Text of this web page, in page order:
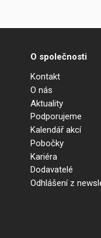
O společnosti
Kontakt
O nás
Aktuality
Podporujeme
Kalendář akcí
Pobočky
Kariéra
Dodavatelé
Odhlášení z